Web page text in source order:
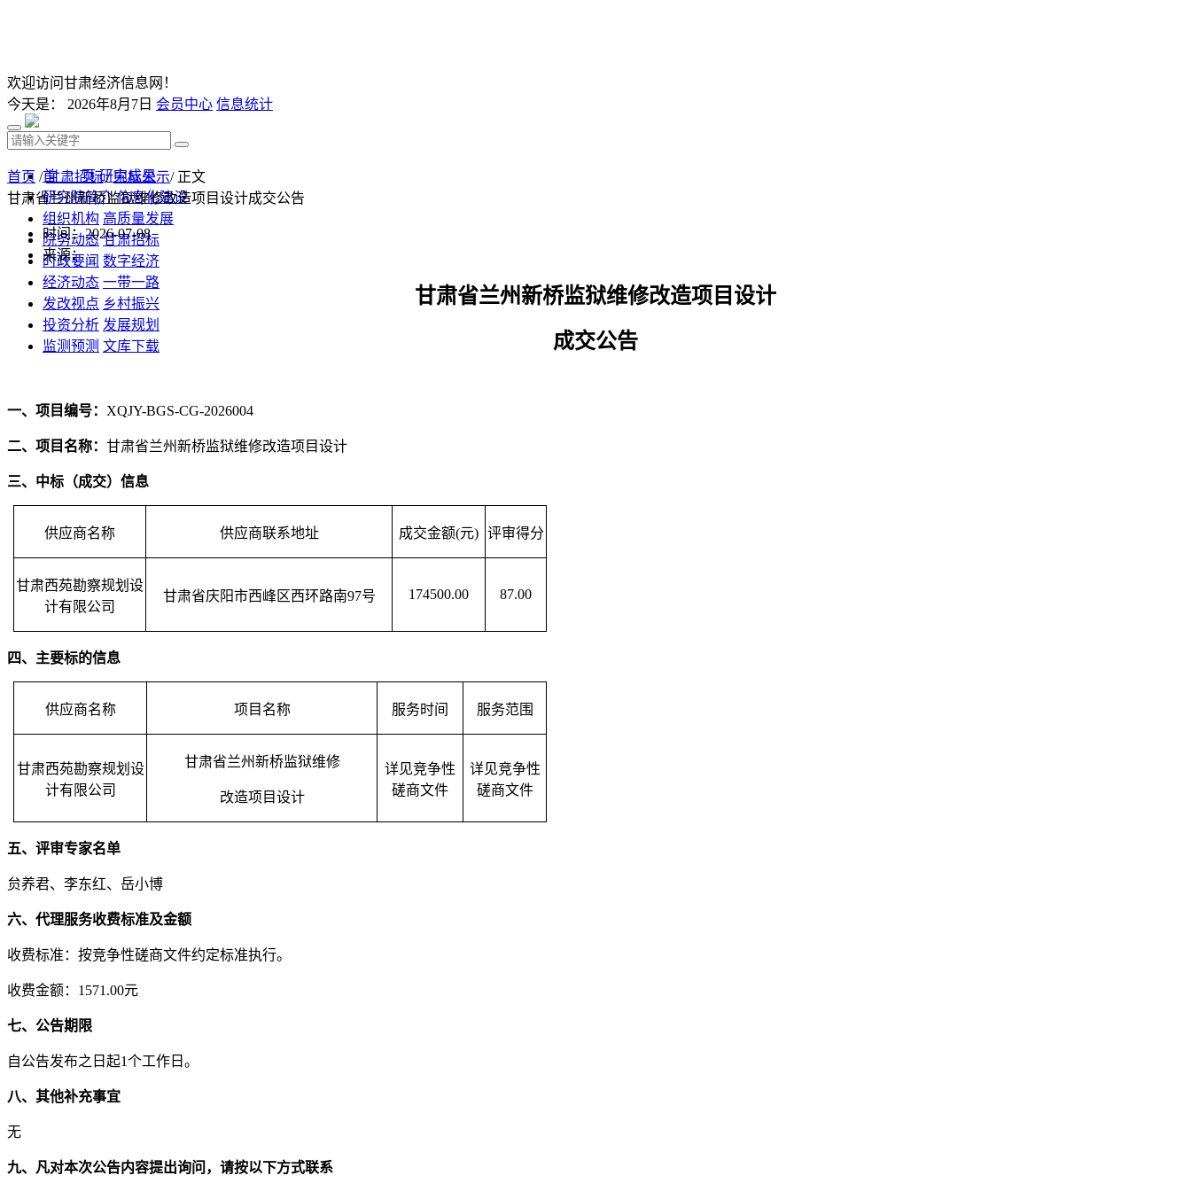
欢迎访问甘肃经济信息网！
今天是： 2026年8月7日 会员中心 信息统计
首 页 研究成果
研究院简介 信息化建设
组织机构 高质量发展
院务动态 甘肃招标
时政要闻 数字经济
经济动态 一带一路
发改视点 乡村振兴
投资分析 发展规划
监测预测 文库下载
首页 /甘肃招标/中标公示/ 正文
甘肃省兰州新桥监狱维修改造项目设计成交公告
时间：2026-07-08
来源：
甘肃省兰州新桥监狱维修改造项目设计
成交公告
一、项目编号： XQJY-BGS-CG-2026004
二、项目名称： 甘肃省兰州新桥监狱维修改造项目设计
三、中标（成交）信息
供应商名称 供应商联系地址 成交金额(元) 评审得分
甘肃西苑勘察规划设
计有限公司
甘肃省庆阳市西峰区西环路南97号 174500.00 87.00
四、主要标的信息
供应商名称 项目名称 服务时间 服务范围
甘肃西苑勘察规划设
计有限公司
甘肃省兰州新桥监狱维修
改造项目设计
详见竞争性
磋商文件
详见竞争性
磋商文件
五、评审专家名单
贠养君、李东红、岳小博
六、代理服务收费标准及金额
收费标准： 按竞争性磋商文件约定标准执行。
收费金额： 1571.00元
七、公告期限
自公告发布之日起1个工作日。
八、其他补充事宜
无
九、凡对本次公告内容提出询问，请按以下方式联系